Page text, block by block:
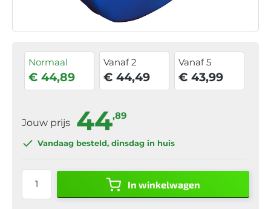
Normaal
€ 44,89
Vanaf 2
€ 44,49
Vanaf 5
€ 43,99
Jouw prijs 44,89
Vandaag besteld, dinsdag in huis
In winkelwagen